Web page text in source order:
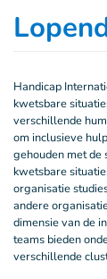
Handicap
kwetsbare
verschillende
om inclusieve
gehouden met de
kwetsbare
organisatie
andere
dimensie van de
teams bieden
verschillende